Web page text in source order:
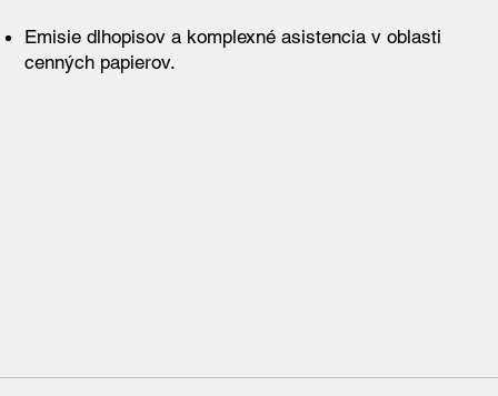
Emisie dlhopisov a komplexné asistencia v oblasti
cenných papierov.